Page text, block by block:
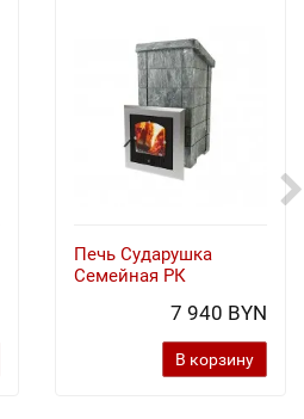
Печь Сударушка
Семейная РК
7 940 BYN
В корзину